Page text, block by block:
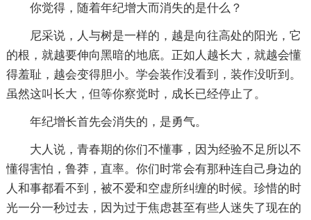
你觉得，随着年纪增大而消失的是什么？
尼采说，人与树是一样的，越是向往高处的阳光，它
的根，就越要伸向黑暗的地底。正如人越长大，就越会懂
得羞耻，越会变得胆小。学会装作没看到，装作没听到。
虽然这叫长大，但等你察觉时，成长已经停止了。
年纪增长首先会消失的，是勇气。
大人说，青春期的你们不懂事，因为经验不足所以不
懂得害怕，鲁莽，直率。你们时常会有那种连自己身边的
人和事都看不到，被不爱和空虚所纠缠的时候。珍惜的时
光一分一秒过去，因为过于焦虑甚至有些人迷失了现在的